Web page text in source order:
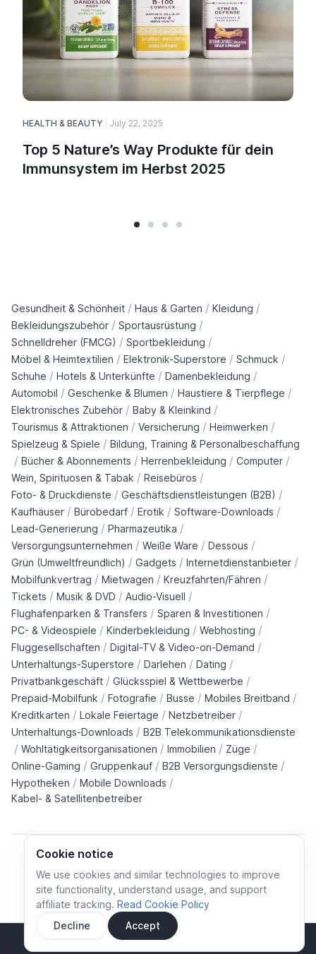
Cookie notice
We use cookies and similar technologies to improve
site functionality, understand usage, and support
affiliate tracking. Read Cookie Policy
Decline
Accept
HEALTH & BEAUTY July 22, 2025
Top 5 Nature’s Way Produkte für dein
Immunsystem im Herbst 2025
Sidebar
Gesundheit & Schönheit / Haus & Garten / Kleidung /
Bekleidungszubehör / Sportausrüstung /
Schnelldreher (FMCG) / Sportbekleidung /
Möbel & Heimtextilien / Elektronik-Superstore / Schmuck /
Schuhe / Hotels & Unterkünfte / Damenbekleidung /
Automobil / Geschenke & Blumen / Haustiere & Tierpflege /
Elektronisches Zubehör / Baby & Kleinkind /
Tourismus & Attraktionen / Versicherung / Heimwerken /
Spielzeug & Spiele / Bildung, Training & Personalbeschaffung
/ Bücher & Abonnements / Herrenbekleidung / Computer /
Wein, Spirituosen & Tabak / Reisebüros /
Foto- & Druckdienste / Geschäftsdienstleistungen (B2B) /
Kaufhäuser / Bürobedarf / Erotik / Software-Downloads /
Lead-Generierung / Pharmazeutika /
Versorgungsunternehmen / Weiße Ware / Dessous /
Grün (Umweltfreundlich) / Gadgets / Internetdienstanbieter /
Mobilfunkvertrag / Mietwagen / Kreuzfahrten/Fähren /
Tickets / Musik & DVD / Audio-Visuell /
Flughafenparken & Transfers / Sparen & Investitionen /
PC- & Videospiele / Kinderbekleidung / Webhosting /
Fluggesellschaften / Digital-TV & Video-on-Demand /
Unterhaltungs-Superstore / Darlehen / Dating /
Privatbankgeschäft / Glücksspiel & Wettbewerbe /
Prepaid-Mobilfunk / Fotografie / Busse / Mobiles Breitband /
Kreditkarten / Lokale Feiertage / Netzbetreiber /
Unterhaltungs-Downloads / B2B Telekommunikationsdienste
/ Wohltätigkeitsorganisationen / Immobilien / Züge /
Online-Gaming / Gruppenkauf / B2B Versorgungsdienste /
Hypotheken / Mobile Downloads /
Kabel- & Satellitenbetreiber
Cookie policy Cookies preferences
Privacy policy
Terms and conditions
© All rights reserved.